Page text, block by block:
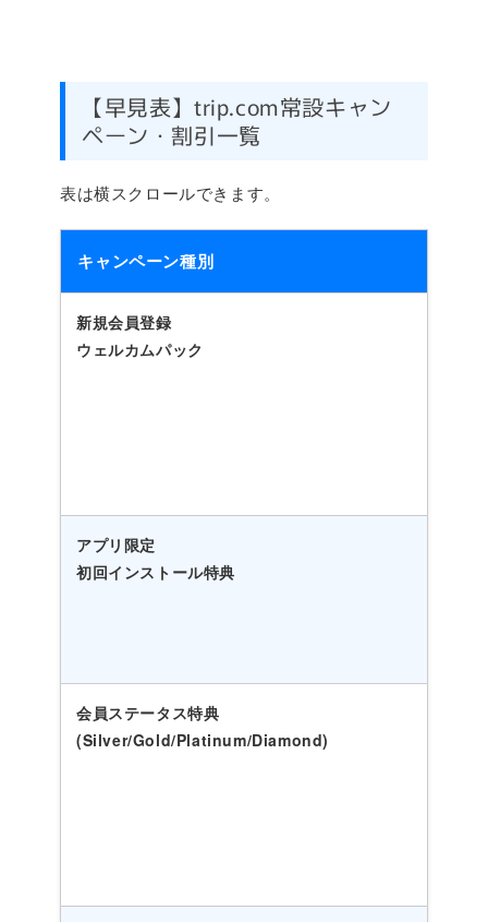
【早見表】trip.com常設キャン
ペーン・割引一覧
表は横スクロールできます。
キャンペーン種別
新規会員登録
ウェルカムパック
アプリ限定
初回インストール特典
会員ステータス特典
(Silver/Gold/Platinum/Diamond)